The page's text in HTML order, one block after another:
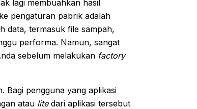
lagi membuahkan hasil
pengaturan pabrik adalah
data, termasuk file sampah,
performa. Namun, sangat
sebelum melakukan factory
Bagi pengguna yang aplikasi
atau litedari aplikasi tersebut